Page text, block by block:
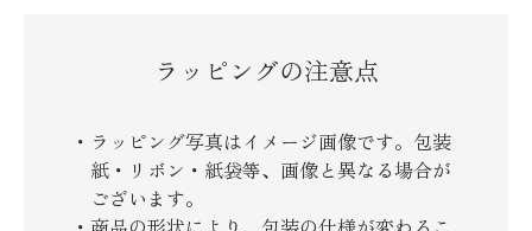
ラッピングの注意点
ラッピング写真はイメージ画像です。包装
紙・リボン・紙袋等、画像と異なる場合が
ございます。